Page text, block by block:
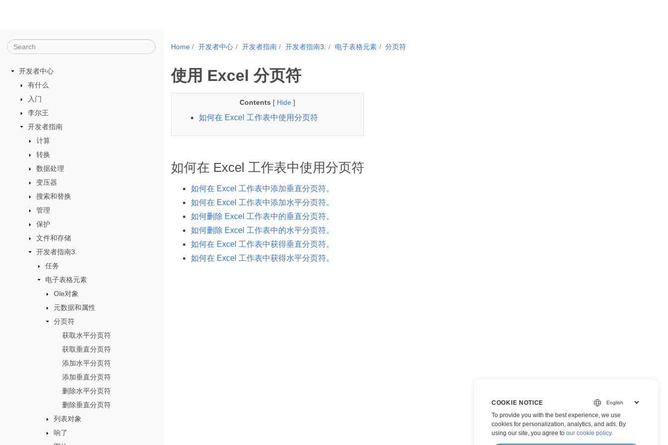
开发者中心
有什么
入门
李尔王
开发者指南
计算
转换
数据处理
变压器
搜索和替换
管理
保护
文件和存储
开发者指南3.
任务
电子表格元素
Ole对象
元数据和属性
分页符
获取水平分页符
获取垂直分页符
添加水平分页符
添加垂直分页符
删除水平分页符
删除垂直分页符
列表对象
响了
Home 开发者中心 开发者指南 开发者指南3. 电子表格元素 分页符
使用 Excel 分页符
Contents [ Hide ]
如何在 Excel 工作表中使用分页符
如何在 Excel 工作表中使用分页符
如何在 Excel 工作表中添加垂直分页符。
如何在 Excel 工作表中添加水平分页符。
如何删除 Excel 工作表中的垂直分页符。
如何删除 Excel 工作表中的水平分页符。
如何在 Excel 工作表中获得垂直分页符。
如何在 Excel 工作表中获得水平分页符。
COOKIE NOTICE
To provide you with the best experience, we use
cookies for personalization, analytics, and ads. By
using our site, you agree to our cookie policy.